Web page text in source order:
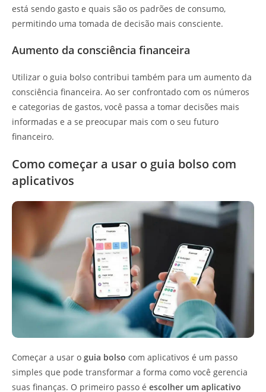
está sendo gasto e quais são os padrões de consumo,
permitindo uma tomada de decisão mais consciente.
Aumento da consciência financeira
Utilizar o guia bolso contribui também para um aumento da
consciência financeira. Ao ser confrontado com os números
e categorias de gastos, você passa a tomar decisões mais
informadas e a se preocupar mais com o seu futuro
financeiro.
Como começar a usar o guia bolso com
aplicativos
Começar a usar o guia bolso com aplicativos é um passo
simples que pode transformar a forma como você gerencia
suas finanças. O primeiro passo é escolher um aplicativo